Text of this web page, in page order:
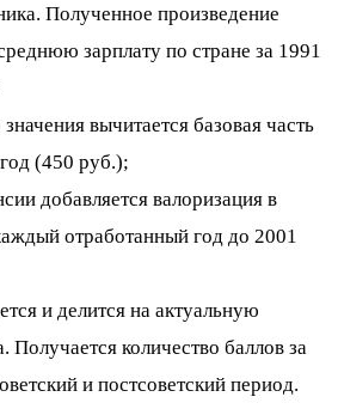
Полученное произведение
зарплату по стране за 1991
вычитается базовая часть
(450 руб.);
добавляется валоризация в
отработанный год до 2001
и делится на актуальную
Получается количество баллов за
и постсоветский период.